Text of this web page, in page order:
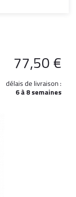
77,50€
délais de livraison :
6 à 8 semaines